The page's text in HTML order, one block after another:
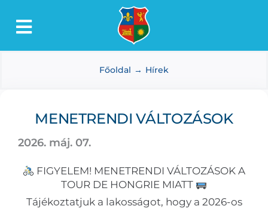
Toggle
Lőkösháza
Dokumentumtár
Média
Választás
Főoldal Hírek
MENETRENDI VÁLTOZÁSOK
2026. máj. 07.
FIGYELEM! MENETRENDI VÁLTOZÁSOK A
TOUR DE HONGRIE MIATT
Tájékoztatjuk a lakosságot, hogy a 2026-os